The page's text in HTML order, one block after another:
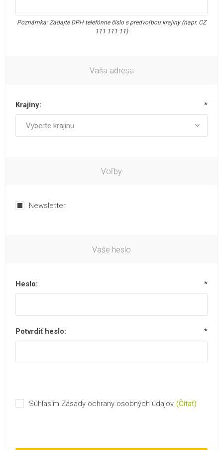
Poznámka: Zadajte DPH telefónne číslo s predvoľbou krajiny (napr. CZ
111 111 11)
Vaša adresa
Krajiny: *
Voľby
Newsletter
Vaše heslo
Heslo: *
Potvrdiť heslo: *
Súhlasím Zásady ochrany osobných údajov (Čítať)